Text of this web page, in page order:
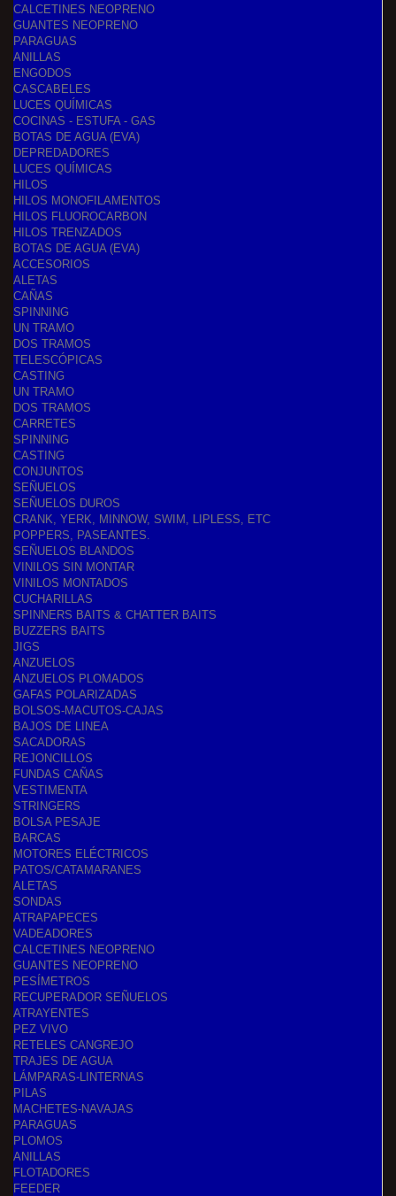
CALCETINES NEOPRENO
GUANTES NEOPRENO
PARAGUAS
ANILLAS
ENGODOS
CASCABELES
LUCES QUÍMICAS
COCINAS - ESTUFA - GAS
BOTAS DE AGUA (EVA)
DEPREDADORES
LUCES QUÍMICAS
HILOS
HILOS MONOFILAMENTOS
HILOS FLUOROCARBON
HILOS TRENZADOS
BOTAS DE AGUA (EVA)
ACCESORIOS
ALETAS
CAÑAS
SPINNING
UN TRAMO
DOS TRAMOS
TELESCÓPICAS
CASTING
UN TRAMO
DOS TRAMOS
CARRETES
SPINNING
CASTING
CONJUNTOS
SEÑUELOS
SEÑUELOS DUROS
CRANK, YERK, MINNOW, SWIM, LIPLESS, ETC
POPPERS, PASEANTES.
SEÑUELOS BLANDOS
VINILOS SIN MONTAR
VINILOS MONTADOS
CUCHARILLAS
SPINNERS BAITS & CHATTER BAITS
BUZZERS BAITS
JIGS
ANZUELOS
ANZUELOS PLOMADOS
GAFAS POLARIZADAS
BOLSOS-MACUTOS-CAJAS
BAJOS DE LINEA
SACADORAS
REJONCILLOS
FUNDAS CAÑAS
VESTIMENTA
STRINGERS
BOLSA PESAJE
BARCAS
MOTORES ELÉCTRICOS
PATOS/CATAMARANES
ALETAS
SONDAS
ATRAPAPECES
VADEADORES
CALCETINES NEOPRENO
GUANTES NEOPRENO
PESÍMETROS
RECUPERADOR SEÑUELOS
ATRAYENTES
PEZ VIVO
RETELES CANGREJO
TRAJES DE AGUA
LÁMPARAS-LINTERNAS
PILAS
MACHETES-NAVAJAS
PARAGUAS
PLOMOS
ANILLAS
FLOTADORES
FEEDER